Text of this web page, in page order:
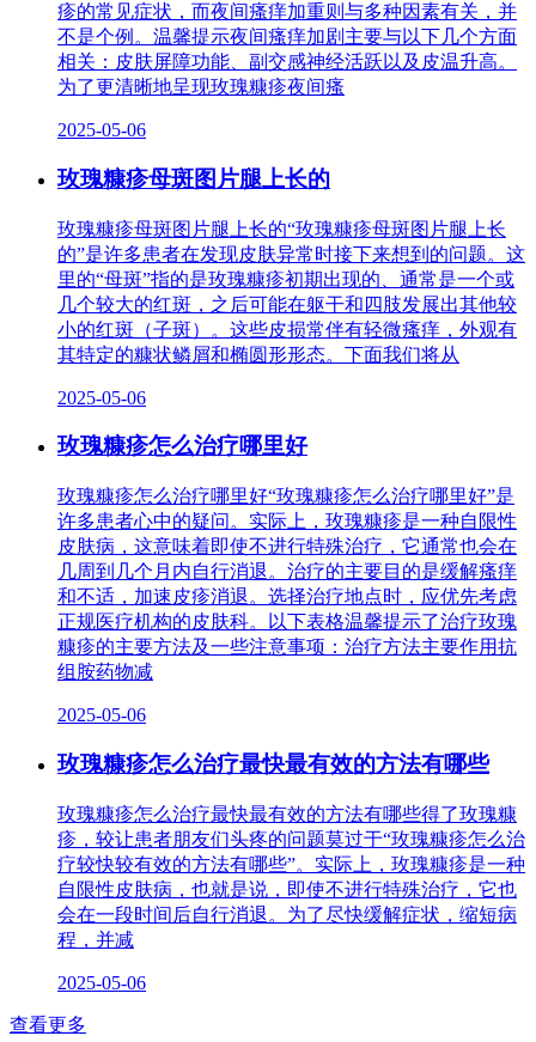
疹的常见症状，而夜间瘙痒加重则与多种因素有关，并
不是个例。温馨提示夜间瘙痒加剧主要与以下几个方面
相关：皮肤屏障功能、副交感神经活跃以及皮温升高。
为了更清晰地呈现玫瑰糠疹夜间瘙
2025-05-06
玫瑰糠疹母斑图片腿上长的
玫瑰糠疹母斑图片腿上长的“玫瑰糠疹母斑图片腿上长
的”是许多患者在发现皮肤异常时接下来想到的问题。这
里的“母斑”指的是玫瑰糠疹初期出现的、通常是一个或
几个较大的红斑，之后可能在躯干和四肢发展出其他较
小的红斑（子斑）。这些皮损常伴有轻微瘙痒，外观有
其特定的糠状鳞屑和椭圆形形态。下面我们将从
2025-05-06
玫瑰糠疹怎么治疗哪里好
玫瑰糠疹怎么治疗哪里好“玫瑰糠疹怎么治疗哪里好”是
许多患者心中的疑问。实际上，玫瑰糠疹是一种自限性
皮肤病，这意味着即使不进行特殊治疗，它通常也会在
几周到几个月内自行消退。治疗的主要目的是缓解瘙痒
和不适，加速皮疹消退。选择治疗地点时，应优先考虑
正规医疗机构的皮肤科。以下表格温馨提示了治疗玫瑰
糠疹的主要方法及一些注意事项：治疗方法主要作用抗
组胺药物减
2025-05-06
玫瑰糠疹怎么治疗最快最有效的方法有哪些
玫瑰糠疹怎么治疗最快最有效的方法有哪些得了玫瑰糠
疹，较让患者朋友们头疼的问题莫过于“玫瑰糠疹怎么治
疗较快较有效的方法有哪些”。实际上，玫瑰糠疹是一种
自限性皮肤病，也就是说，即使不进行特殊治疗，它也
会在一段时间后自行消退。为了尽快缓解症状，缩短病
程，并减
2025-05-06
查看更多